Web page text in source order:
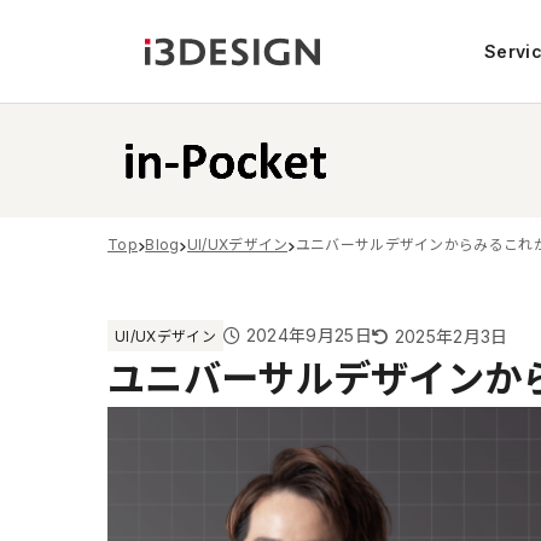
Top Blog UI/UXデザイン ユニバーサルデザインからみるこれ
UI/UXデザイン 2024年9月25日 2025年2月3日
ユニバーサルデザイン